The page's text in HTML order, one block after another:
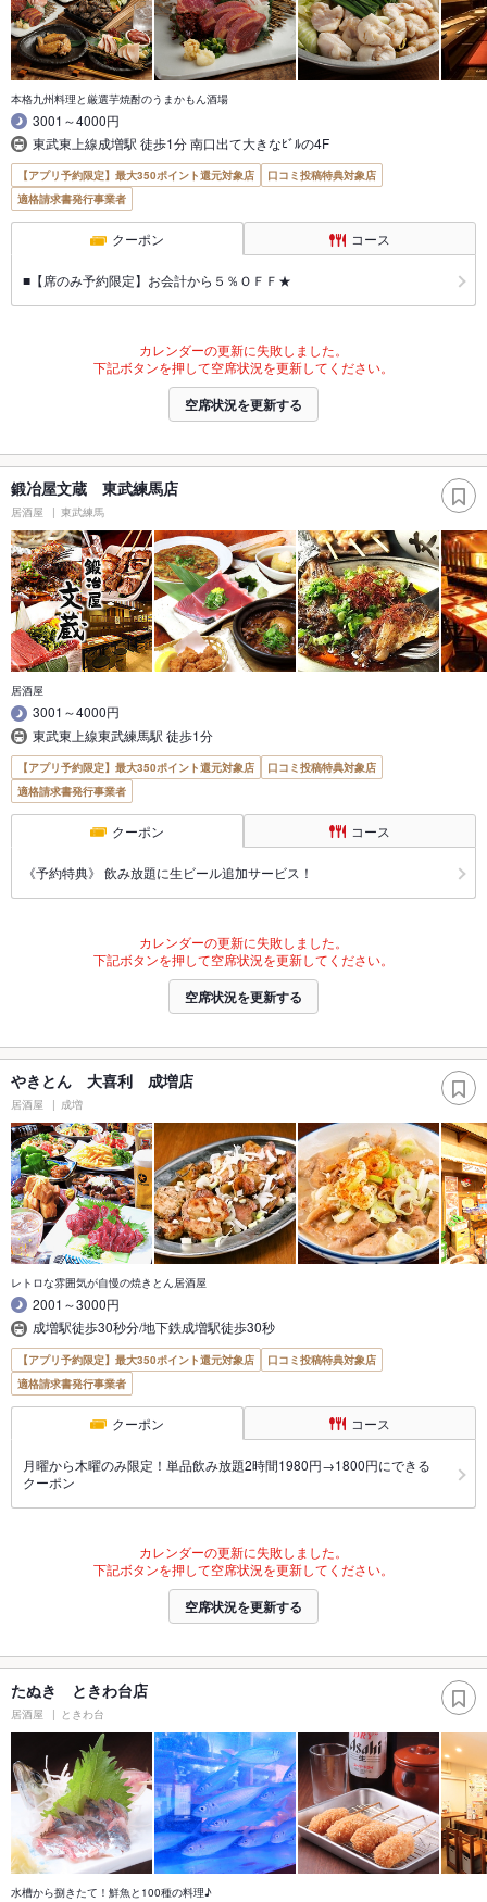
本格九州料理と厳選芋焼酎のうまかもん酒場
3001～4000円
東武東上線成増駅 徒歩1分 南口出て大きなﾋﾞﾙの4F
【アプリ予約限定】最大350ポイント還元対象店
口コミ投稿特典対象店
適格請求書発行事業者
クーポン コース
■【席のみ予約限定】お会計から５％ＯＦＦ★
カレンダーの更新に失敗しました。
下記ボタンを押して空席状況を更新してください。
空席状況を更新する
鍛冶屋文蔵 東武練馬店
居酒屋 東武練馬
居酒屋
3001～4000円
東武東上線東武練馬駅 徒歩1分
【アプリ予約限定】最大350ポイント還元対象店
口コミ投稿特典対象店
適格請求書発行事業者
クーポン コース
《予約特典》 飲み放題に生ビール追加サービス！
カレンダーの更新に失敗しました。
下記ボタンを押して空席状況を更新してください。
空席状況を更新する
やきとん 大喜利 成増店
居酒屋 成増
レトロな雰囲気が自慢の焼きとん居酒屋
2001～3000円
成増駅徒歩30秒分/地下鉄成増駅徒歩30秒
【アプリ予約限定】最大350ポイント還元対象店
口コミ投稿特典対象店
適格請求書発行事業者
クーポン コース
月曜から木曜のみ限定！単品飲み放題2時間1980円→1800円にできる
クーポン
カレンダーの更新に失敗しました。
下記ボタンを押して空席状況を更新してください。
空席状況を更新する
たぬき ときわ台店
居酒屋 ときわ台
水槽から捌きたて！鮮魚と100種の料理♪